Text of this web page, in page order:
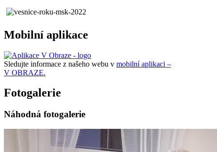
Mobilní aplikace
Sledujte informace z našeho webu v mobilní aplikaci –
V OBRAZE.
Fotogalerie
Náhodná fotogalerie